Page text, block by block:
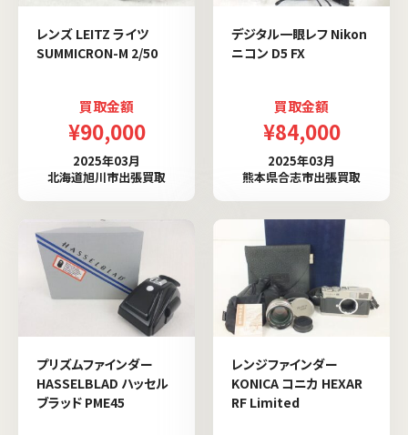
レンズ LEITZ ライツ
SUMMICRON-M 2/50
買取金額
¥90,000
2025年03月
北海道旭川市出張買取
デジタル一眼レフ Nikon
ニコン D5 FX
買取金額
¥84,000
2025年03月
熊本県合志市出張買取
プリズムファインダー
HASSELBLAD ハッセル
ブラッド PME45
レンジファインダー
KONICA コニカ HEXAR
RF Limited